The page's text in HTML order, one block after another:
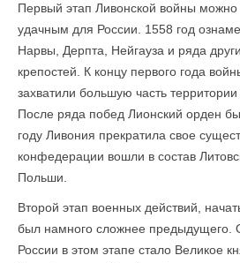
Первый этап Ливонской войны можно
удачным для России. 1558 год
Нарвы, Дерпта, Нейгауза и ряда
крепостей. К концу первого года
захватили большую часть
После ряда побед Лионский орден
году Ливония прекратила свое
конфедерации вошли в состав
Польши.
Второй этап военных действий,
был намного сложнее предыдущего.
России в этом этапе стало Великое